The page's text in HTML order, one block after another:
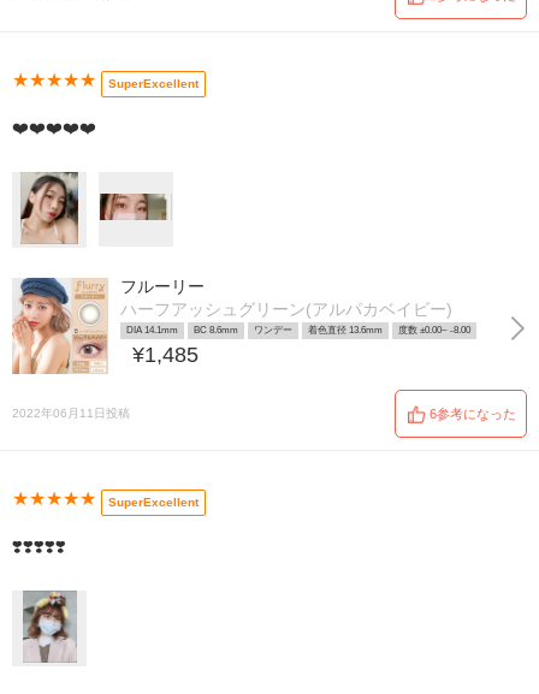
★★★★★ SuperExcellent
❤️❤️❤️❤️❤️
フルーリー
ハーフアッシュグリーン(アルパカベイビー)
DIA 14.1mm BC 8.6mm ワンデー 着色直径 13.6mm 度数 ±0.00~ -8.00
¥1,485
2022年06月11日投稿 6参考になった
★★★★★ SuperExcellent
❣️❣️❣️❣️❣️